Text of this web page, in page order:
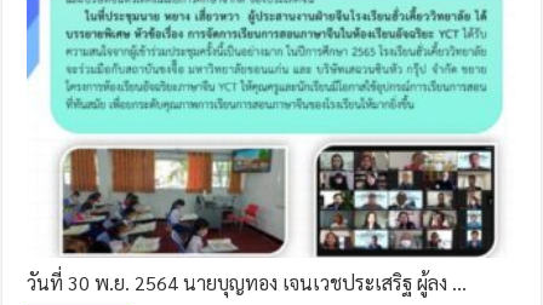
วันที่ 30 พ.ย. 2564 นายบุญทอง เจนเวชประเสริฐ ผู้ลง …